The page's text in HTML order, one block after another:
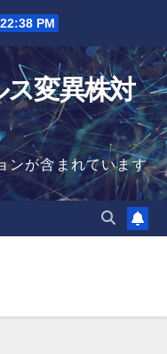
PM
変異株対
ンが含まれています